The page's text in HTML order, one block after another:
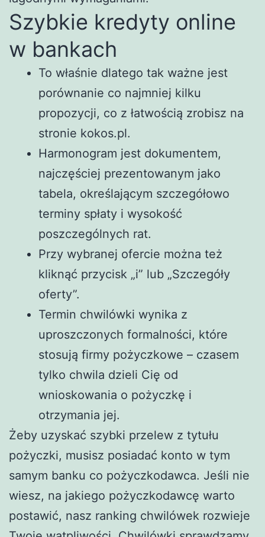
Szybkie kredyty online
w bankach
To właśnie dlatego tak ważne jest
porównanie co najmniej kilku
propozycji, co z łatwością zrobisz na
stronie kokos.pl.
Harmonogram jest dokumentem,
najczęściej prezentowanym jako
tabela, określającym szczegółowo
terminy spłaty i wysokość
poszczególnych rat.
Przy wybranej ofercie można też
kliknąć przycisk „i” lub „Szczegóły
oferty”.
Termin chwilówki wynika z
uproszczonych formalności, które
stosują firmy pożyczkowe – czasem
tylko chwila dzieli Cię od
wnioskowania o pożyczkę i
otrzymania jej.
Żeby uzyskać szybki przelew z tytułu
pożyczki, musisz posiadać konto w tym
samym banku co pożyczkodawca. Jeśli nie
wiesz, na jakiego pożyczkodawcę warto
postawić, nasz ranking chwilówek rozwieje